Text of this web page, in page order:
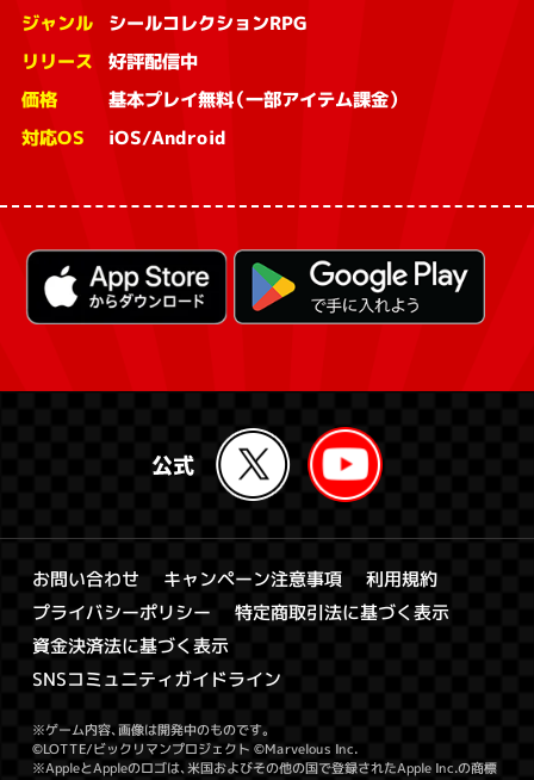
ジャンル シールコレクションRPG
リリース 好評配信中
価格 基本プレイ無料（一部アイテム課金）
対応OS iOS/Android
お問い合わせ キャンペーン注意事項 利用規約
プライバシーポリシー 特定商取引法に基づく表示
資金決済法に基づく表示
SNSコミュニティガイドライン
※ゲーム内容、画像は開発中のものです。
©LOTTE/ビックリマンプロジェクト ©Marvelous Inc.
※AppleとAppleのロゴは、米国およびその他の国で登録されたApple Inc.の商標